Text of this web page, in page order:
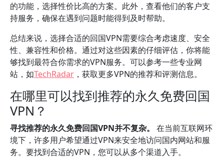
的功能，选择性价比高的方案。此外，查看他们的客户支
持服务，确保在遇到问题时能得到及时帮助。
总结来说，选择合适的回国VPN需要综合考虑速度、安全
性、兼容性和价格。通过对这些因素的仔细评估，你将能
够找到最符合你需求的VPN服务。可以参考一些专业网
站，如TechRadar ，获取更多VPN的推荐和评测信息。
在哪里可以找到推荐的永久免费回国
VPN？
寻找推荐的永久免费回国VPN并不复杂。
在当前互联网环
境下，许多用户希望通过VPN来安全地访问国内网站和服
务。要找到合适的VPN，您可以从多个渠道入手。